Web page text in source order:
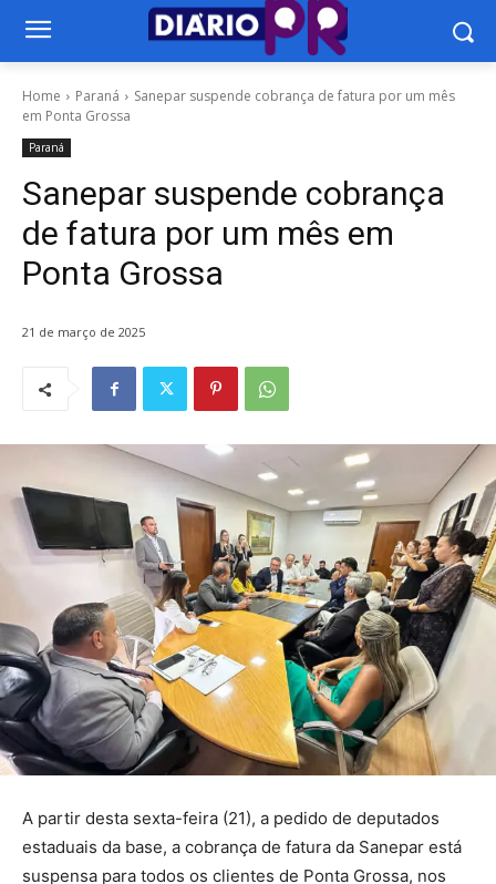
Home Paraná
Sanepar suspende cobrança de fatura por um mês
em Ponta Grossa
Paraná
Sanepar suspende cobrança
de fatura por um mês em
Ponta Grossa
21 de março de 2025
A partir desta sexta-feira (21), a pedido de deputados
estaduais da base, a cobrança de fatura da Sanepar está
suspensa para todos os clientes de Ponta Grossa, nos